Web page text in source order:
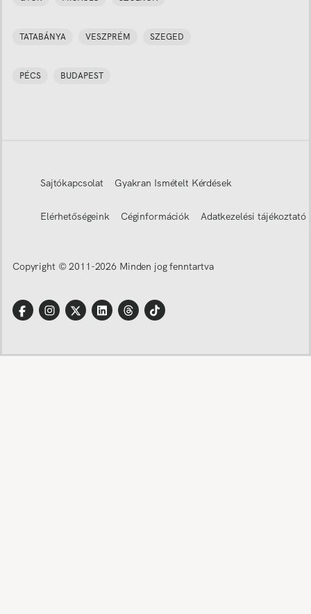
TATABÁNYA VESZPRÉM SZEGED
PÉCS BUDAPEST
Sajtókapcsolat Gyakran Ismételt Kérdések
Elérhetőségeink Céginformációk Adatkezelési tájékoztató
Copyright © 2011-2026 Minden jog fenntartva